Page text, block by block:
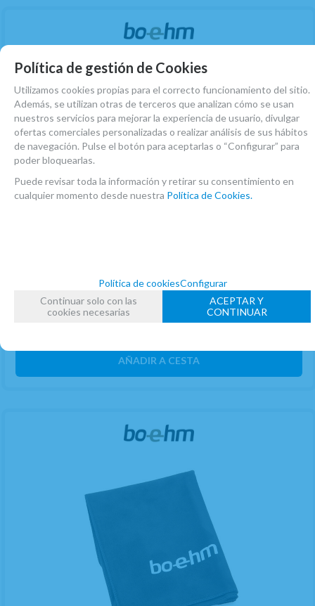
DE LAS 14:00 HORAS PENINSULA
77
+
AÑADIR A CESTA
Política de gestión de Cookies
Utilizamos cookies propias para el correcto funcionamiento del sitio.
Además, se utilizan otras de terceros que analizan cómo se usan
nuestros servicios para mejorar la experiencia de usuario, divulgar
ofertas comerciales personalizadas o realizar análisis de sus hábitos
de navegación. Pulse el botón para aceptarlas o “Configurar” para
poder bloquearlas.
Puede revisar toda la información y retirar su consentimiento en
cualquier momento desde nuestra Política de Cookies.
Política de cookiesConfigurar
Continuar solo con las
cookies necesarias
ACEPTAR Y
CONTINUAR